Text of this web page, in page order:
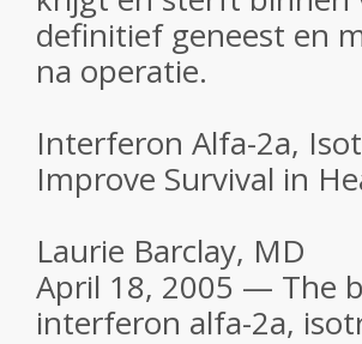
definitief geneest en
na operatie.
Interferon Alfa-2a,
Improve Survival in
Laurie Barclay, MD
April 18, 2005 — The
interferon alfa-2a,